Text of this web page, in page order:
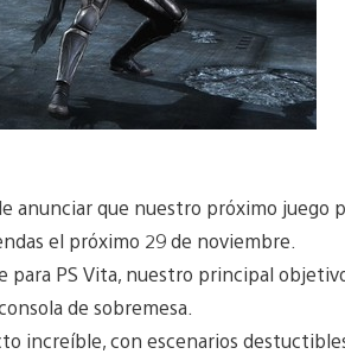
anunciar que nuestro próximo juego
el próximo 29 de noviembre.
para PS Vita, nuestro principal
de sobremesa.
increíble, con escenarios